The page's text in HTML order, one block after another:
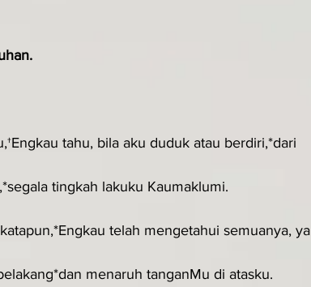
tahu, bila aku duduk atau berdiri,*dari
tingkah lakuku Kaumaklumi.
telah mengetahui semuanya, ya
menaruh tanganMu di atasku.